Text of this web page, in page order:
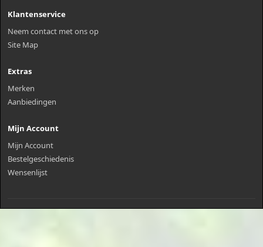
Klantenservice
Neem contact met ons op
Site Map
Extras
Merken
Aanbiedingen
Mijn Account
Mijn Account
Bestelgeschiedenis
Wensenlijst